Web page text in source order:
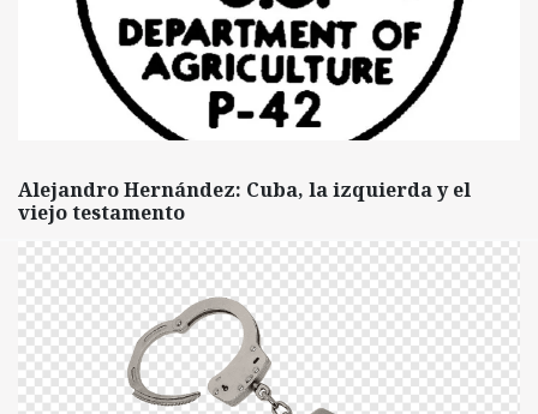
Alejandro Hernández: Cuba, la izquierda y el
viejo testamento